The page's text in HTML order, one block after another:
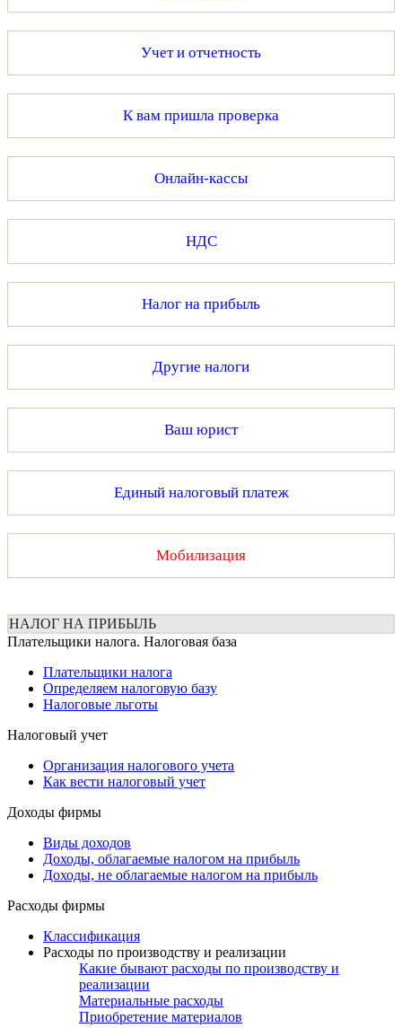
Учет и отчетность
К вам пришла проверка
Онлайн-кассы
НДС
Налог на прибыль
Другие налоги
Ваш юрист
Единый налоговый платеж
Мобилизация
НАЛОГ НА ПРИБЫЛЬ
Плательщики налога. Налоговая база
Плательщики налога
Определяем налоговую базу
Налоговые льготы
Налоговый учет
Организация налогового учета
Как вести налоговый учет
Доходы фирмы
Виды доходов
Доходы, облагаемые налогом на прибыль
Доходы, не облагаемые налогом на прибыль
Расходы фирмы
Классификация
Расходы по производству и реализации
Какие бывают расходы по производству и
реализации
Материальные расходы
Приобретение материалов